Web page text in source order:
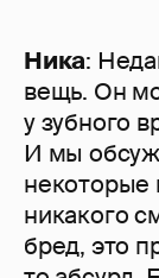
Ника:
вещь. Он
у зубного
И мы
некоторые
никакого
бред, это